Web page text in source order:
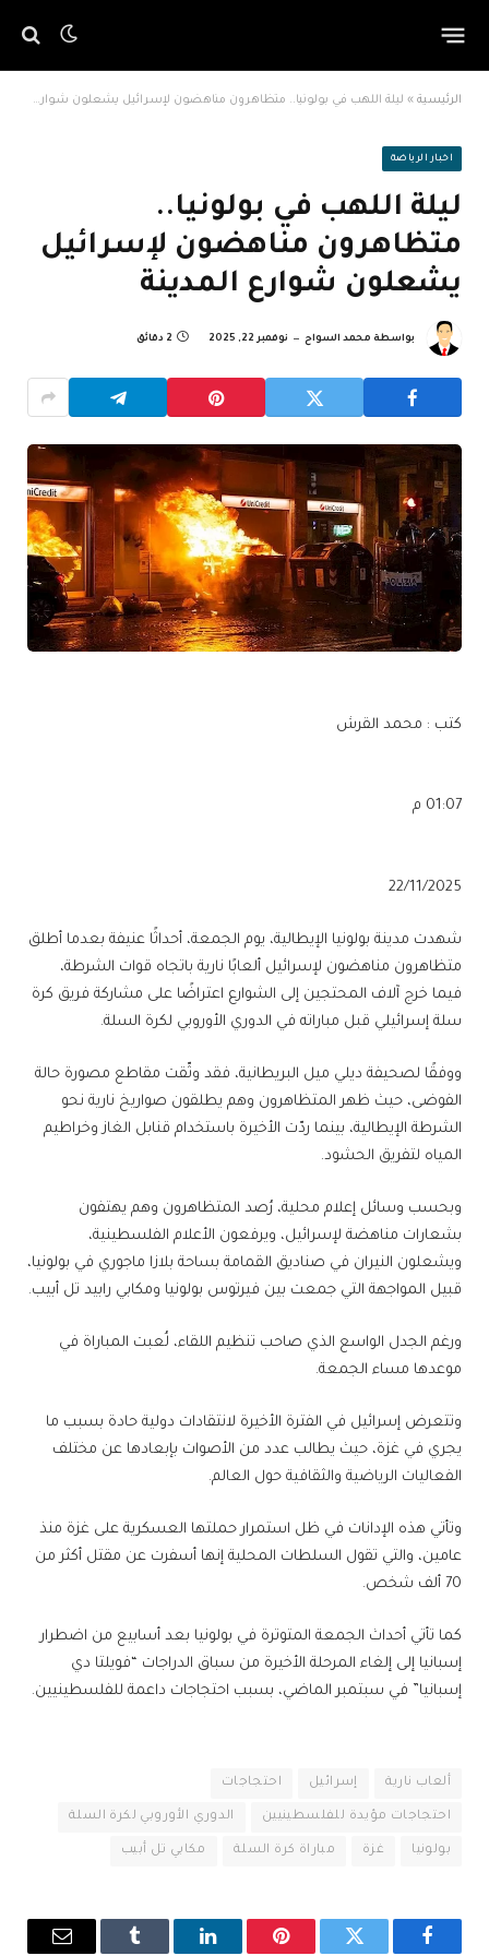
الرئيسية » ليلة اللهب في بولونيا.. متظاهرون مناهضون لإسرائيل يشعلون شوارع المدينة
اخبار الرياضة
ليلة اللهب في بولونيا..
متظاهرون مناهضون لإسرائيل
يشعلون شوارع المدينة
بواسطة محمد السواح نوفمبر 22, 2025 2 دقائق
كتب : محمد القرش
01:07 م
22/11/2025
شهدت مدينة بولونيا الإيطالية، يوم الجمعة، أحداثًا عنيفة بعدما أطلق
متظاهرون مناهضون لإسرائيل ألعابًا نارية باتجاه قوات الشرطة،
فيما خرج آلاف المحتجين إلى الشوارع اعتراضًا على مشاركة فريق كرة
سلة إسرائيلي قبل مباراته في الدوري الأوروبي لكرة السلة.
ووفقًا لصحيفة ديلي ميل البريطانية، فقد وثّقت مقاطع مصورة حالة
الفوضى، حيث ظهر المتظاهرون وهم يطلقون صواريخ نارية نحو
الشرطة الإيطالية، بينما ردّت الأخيرة باستخدام قنابل الغاز وخراطيم
المياه لتفريق الحشود.
وبحسب وسائل إعلام محلية، رُصد المتظاهرون وهم يهتفون
بشعارات مناهضة لإسرائيل، ويرفعون الأعلام الفلسطينية،
ويشعلون النيران في صناديق القمامة بساحة بلازا ماجوري في بولونيا،
قبيل المواجهة التي جمعت بين فيرتوس بولونيا ومكابي رابيد تل أبيب.
ورغم الجدل الواسع الذي صاحب تنظيم اللقاء، لُعبت المباراة في
موعدها مساء الجمعة.
وتتعرض إسرائيل في الفترة الأخيرة لانتقادات دولية حادة بسبب ما
يجري في غزة، حيث يطالب عدد من الأصوات بإبعادها عن مختلف
الفعاليات الرياضية والثقافية حول العالم.
وتأتي هذه الإدانات في ظل استمرار حملتها العسكرية على غزة منذ
عامين، والتي تقول السلطات المحلية إنها أسفرت عن مقتل أكثر من
70 ألف شخص.
كما تأتي أحداث الجمعة المتوترة في بولونيا بعد أسابيع من اضطرار
إسبانيا إلى إلغاء المرحلة الأخيرة من سباق الدراجات “فويلتا دي
إسبانيا” في سبتمبر الماضي، بسبب احتجاجات داعمة للفلسطينيين.
ألعاب نارية إسرائيل احتجاجات
احتجاجات مؤيدة للفلسطينيين الدوري الأوروبي لكرة السلة
بولونيا غزة مباراة كرة السلة مكابي تل أبيب